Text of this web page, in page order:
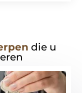
die u